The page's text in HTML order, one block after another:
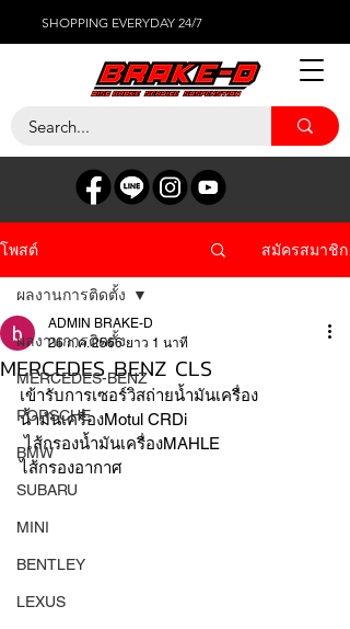
SHOPPING EVERYDAY 24/7
โพสต์ สมัครสมาชิก
ผลงานการติดตั้ง
MERCEDES-BENZ
PORSCHE
BMW
SUBARU
MINI
BENTLEY
LEXUS
ผลงานการติดตั้ง
MERCEDES BENZ CLS
ADMIN BRAKE-D
26 ก.ค. 2566 ยาว 1 นาที
เข้ารับการเซอร์วิสถ่ายน้ำมันเครื่อง
น้ำมันเครื่องMotul CRDi
ไส้กรองน้ำมันเครื่องMAHLE
ไส้กรองอากาศ